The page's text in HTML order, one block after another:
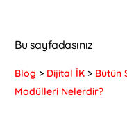
Bu sayfadasınız
Blog > Dijital İK > Bütün
Modülleri Nelerdir?